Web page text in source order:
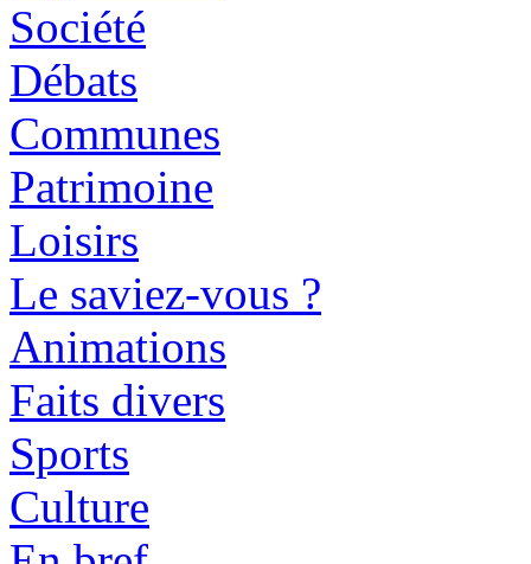
Société
Débats
Communes
Patrimoine
Loisirs
Le saviez-vous ?
Animations
Faits divers
Sports
Culture